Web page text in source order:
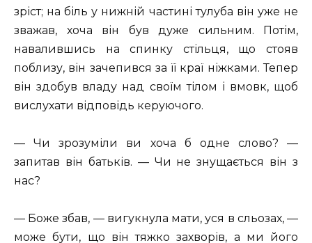
зріст; на біль у нижній частині тулуба він уже не
зважав, хоча він був дуже сильним. Потім,
навалившись на спинку стільця, що стояв
поблизу, він зачепився за її краї ніжками. Тепер
він здобув владу над своїм тілом і вмовк, щоб
вислухати відповідь керуючого.
— Чи зрозуміли ви хоча б одне слово? —
запитав він батьків. — Чи не знущається він з
нас?
— Боже збав, — вигукнула мати, уся в сльозах, —
може бути, що він тяжко захворів, а ми його